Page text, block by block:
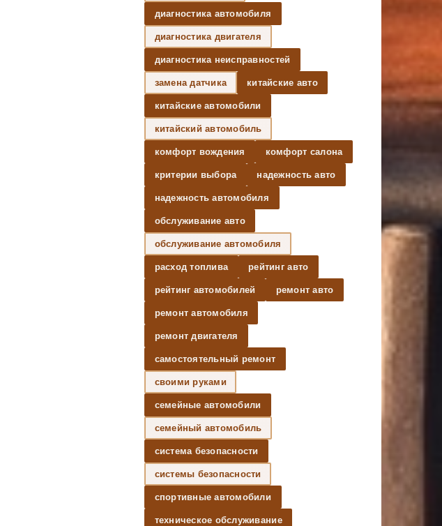
диагностика автомобиля
диагностика двигателя
диагностика неисправностей
замена датчика китайские авто
китайские автомобили
китайский автомобиль
комфорт вождения комфорт салона
критерии выбора надежность авто
надежность автомобиля
обслуживание авто
обслуживание автомобиля
расход топлива рейтинг авто
рейтинг автомобилей ремонт авто
ремонт автомобиля
ремонт двигателя
самостоятельный ремонт
своими руками
семейные автомобили
семейный автомобиль
система безопасности
системы безопасности
спортивные автомобили
техническое обслуживание